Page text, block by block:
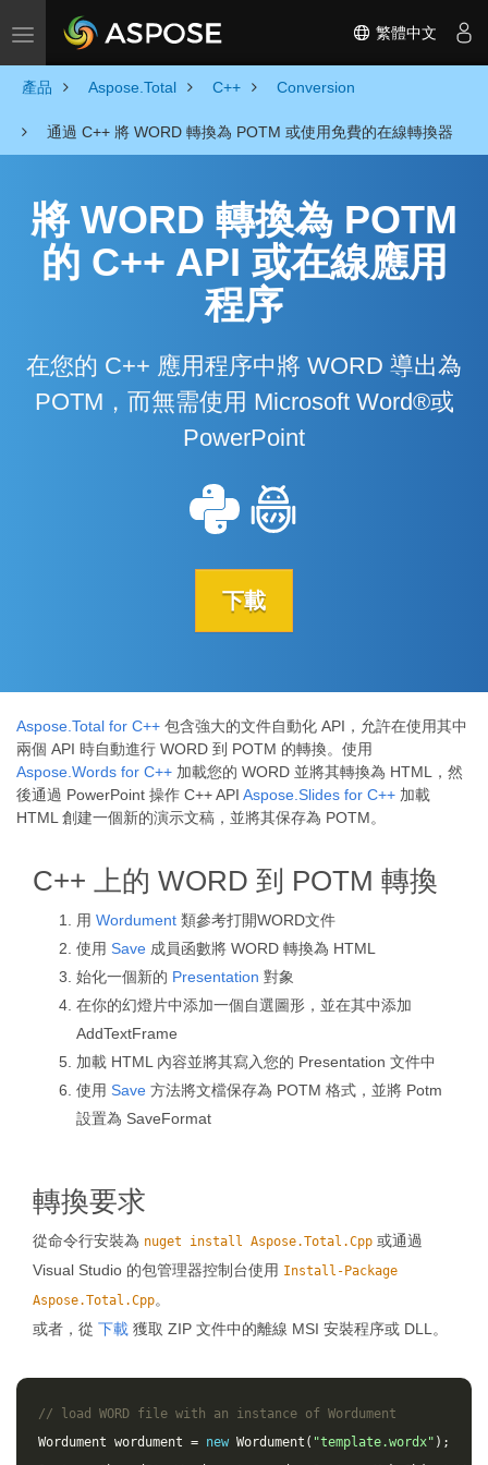
Toggle navigation 繁體中文
產品 Aspose.Total C++ Conversion
通過 C++ 將 WORD 轉換為 POTM 或使用免費的在線轉換器
將 WORD 轉換為 POTM
的 C++ API 或在線應用
程序
在您的 C++ 應用程序中將 WORD 導出為
POTM，而無需使用 Microsoft Word®或
PowerPoint
下載
Aspose.Total for C++ 包含強大的文件自動化 API，允許在使用其中
兩個 API 時自動進行 WORD 到 POTM 的轉換。使用
Aspose.Words for C++ 加載您的 WORD 並將其轉換為 HTML，然
後通過 PowerPoint 操作 C++ API Aspose.Slides for C++ 加載
HTML 創建一個新的演示文稿，並將其保存為 POTM。
C++ 上的 WORD 到 POTM 轉換
用 Wordument 類參考打開WORD文件
使用 Save 成員函數將 WORD 轉換為 HTML
始化一個新的 Presentation 對象
在你的幻燈片中添加一個自選圖形，並在其中添加
AddTextFrame
加載 HTML 內容並將其寫入您的 Presentation 文件中
使用 Save 方法將文檔保存為 POTM 格式，並將 Potm
設置為 SaveFormat
轉換要求
從命令行安裝為 nuget install Aspose.Total.Cpp 或通過
Visual Studio 的包管理器控制台使用 Install-Package
Aspose.Total.Cpp。
或者，從 下載 獲取 ZIP 文件中的離線 MSI 安裝程序或 DLL。
// load WORD file with an instance of Wordument
Wordument wordument = new Wordument ( "template.wordx" );